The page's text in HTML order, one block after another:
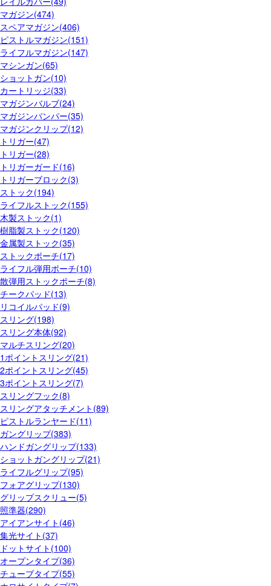
マガジン(474)
スペアマガジン(406)
ピストルマガジン(151)
ライフルマガジン(147)
マシンガン(65)
ショットガン(10)
カートリッジ(33)
マガジンバルブ(24)
マガジンバンパー(35)
マガジンクリップ(12)
トリガー(47)
トリガー(28)
トリガーガード(16)
トリガーブロック(3)
ストック(194)
ライフルストック(155)
木製ストック(1)
樹脂製ストック(120)
金属製ストック(35)
ストックポーチ(17)
ライフル弾用ポーチ(10)
散弾用ストックポーチ(8)
チークパッド(13)
リコイルパッド(9)
スリング(198)
スリング本体(92)
マルチスリング(20)
1ポイントスリング(21)
2ポイントスリング(45)
3ポイントスリング(7)
スリングフック(8)
スリングアタッチメント(89)
ピストルランヤード(11)
ガングリップ(383)
ハンドガングリップ(133)
ショットガングリップ(21)
ライフルグリップ(95)
フォアグリップ(130)
グリップスクリュー(5)
照準器(290)
アイアンサイト(46)
集光サイト(37)
ドットサイト(100)
オープンタイプ(36)
チューブタイプ(55)